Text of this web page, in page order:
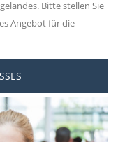
Bitte stellen Sie
Angebot für die